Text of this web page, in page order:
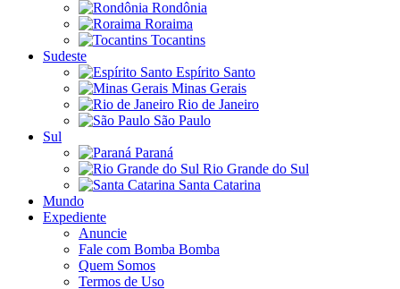
Rondônia
Roraima
Tocantins
Sudeste
Espírito Santo
Minas Gerais
Rio de Janeiro
São Paulo
Sul
Paraná
Rio Grande do Sul
Santa Catarina
Mundo
Expediente
Anuncie
Fale com Bomba Bomba
Quem Somos
Termos de Uso